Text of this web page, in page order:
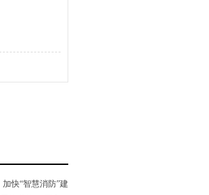
快“智慧消防”建